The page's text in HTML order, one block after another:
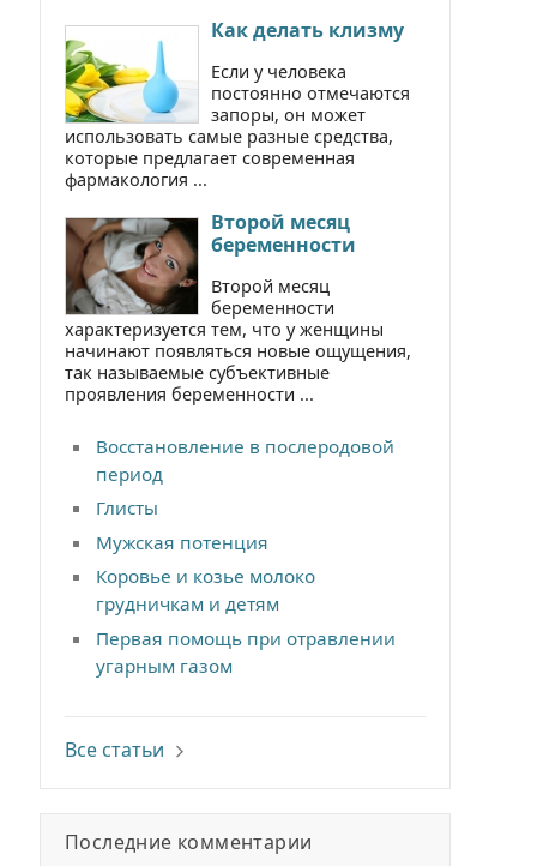
Как делать клизму
Если у человека
постоянно отмечаются
запоры, он может
использовать самые разные средства,
которые предлагает современная
фармакология ...
Второй месяц
беременности
Второй месяц
беременности
характеризуется тем, что у женщины
начинают появляться новые ощущения,
так называемые субъективные
проявления беременности ...
Восстановление в послеродовой
период
Глисты
Мужская потенция
Коровье и козье молоко
грудничкам и детям
Первая помощь при отравлении
угарным газом
Все статьи
Последние комментарии